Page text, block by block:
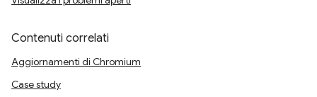
Contenuti correlati
Aggiornamenti di Chromium
Case study